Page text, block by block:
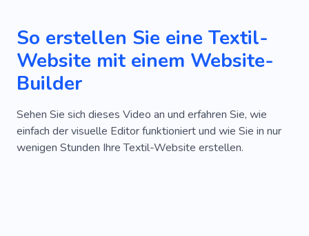
So erstellen Sie eine Textil-
Website mit einem Website-
Builder
Sehen Sie sich dieses Video an und erfahren Sie, wie
einfach der visuelle Editor funktioniert und wie Sie in nur
wenigen Stunden Ihre Textil-Website erstellen.